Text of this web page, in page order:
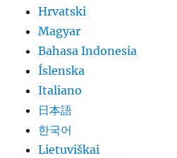
Hrvatski
Magyar
Bahasa Indonesia
Íslenska
Italiano
日本語
한국어
Lietuviškai